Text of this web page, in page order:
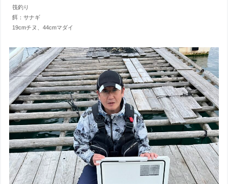
筏釣り
餌：サナギ
19cmチヌ、44cmマダイ